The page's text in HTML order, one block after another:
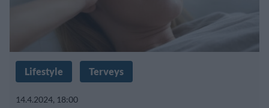
Lifestyle Terveys
14.4.2024, 18:00